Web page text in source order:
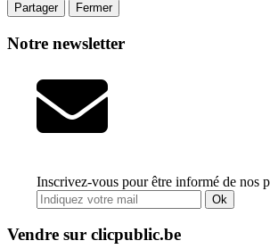
Partager Fermer
Notre newsletter
Inscrivez-vous pour être informé de nos
Ok
Vendre sur clicpublic.be